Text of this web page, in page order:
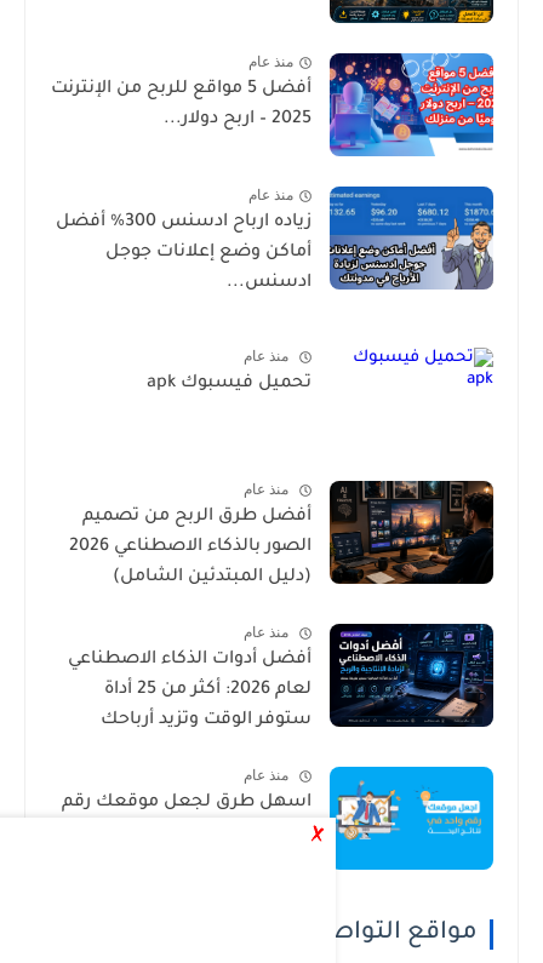
منذ عام
أفضل 5 مواقع للربح من الإنترنت
2025 – اربح دولار...
منذ عام
زياده ارباح ادسنس 300% أفضل
أماكن وضع إعلانات جوجل
ادسنس...
منذ عام
تحميل فيسبوك apk
منذ عام
أفضل طرق الربح من تصميم
الصور بالذكاء الاصطناعي 2026
(دليل المبتدئين الشامل)
منذ عام
أفضل أدوات الذكاء الاصطناعي
لعام 2026: أكثر من 25 أداة
ستوفر الوقت وتزيد أرباحك
منذ عام
اسهل طرق لجعل موقعك رقم
مواقع التواصل الاجتماعي